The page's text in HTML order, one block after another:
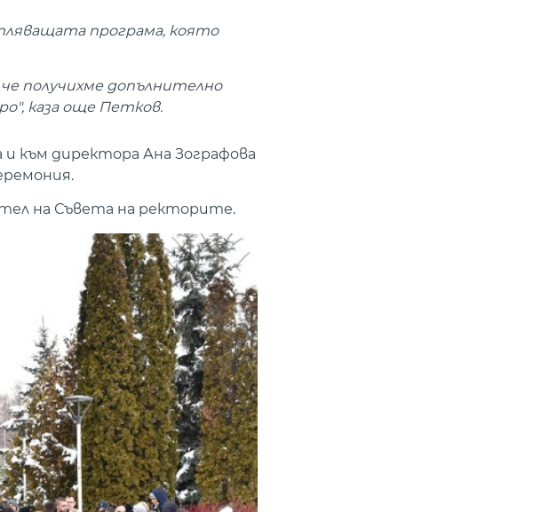
програма, която
получихме допълнително
каза още Петков.
към директора Ана Зографова
на Съвета на ректорите.